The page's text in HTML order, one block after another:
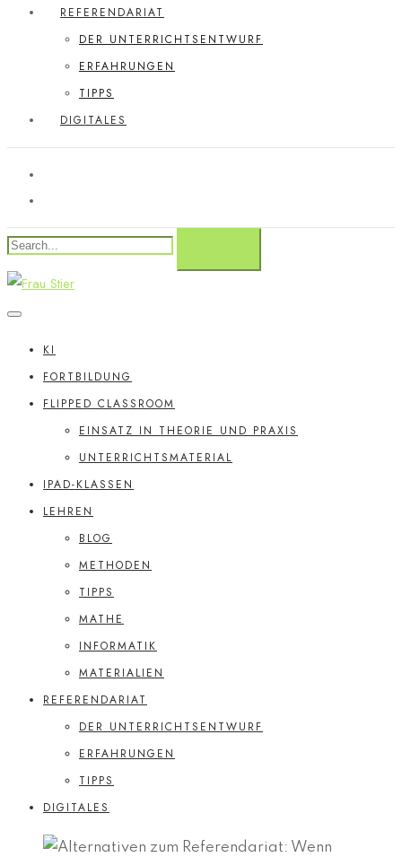
REFERENDARIAT
DER UNTERRICHTSENTWURF
ERFAHRUNGEN
TIPPS
DIGITALES
KI
FORTBILDUNG
FLIPPED CLASSROOM
EINSATZ IN THEORIE UND PRAXIS
UNTERRICHTSMATERIAL
IPAD-KLASSEN
LEHREN
BLOG
METHODEN
TIPPS
MATHE
INFORMATIK
MATERIALIEN
REFERENDARIAT
DER UNTERRICHTSENTWURF
ERFAHRUNGEN
TIPPS
DIGITALES